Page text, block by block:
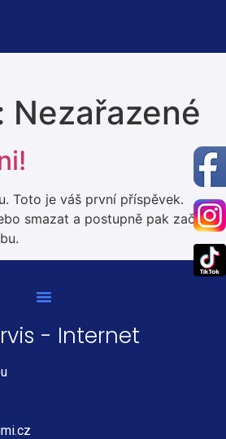
Nezařazené
Toto je váš první příspěvek.
smazat a postupně pak začít s
- Internet